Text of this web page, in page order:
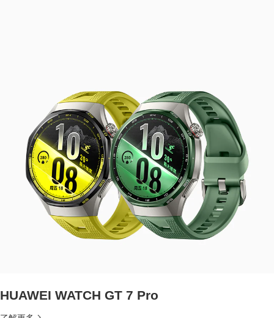
HUAWEI WATCH GT 7 Pro